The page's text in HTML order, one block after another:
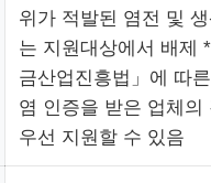
위가 적발된 염전 및
는 지원대상에서 배제
금산업진흥법」에 따
염 인증을 받은 업체의
우선 지원할 수 있음